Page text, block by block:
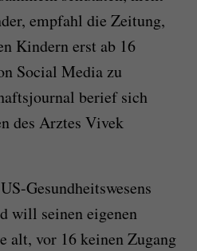
empfahl die Zeitung,
Kindern erst ab 16
Social Media zu
berief sich
des Arztes Vivek
Gesundheitswesens
will seinen eigenen
alt, vor 16 keinen Zugang